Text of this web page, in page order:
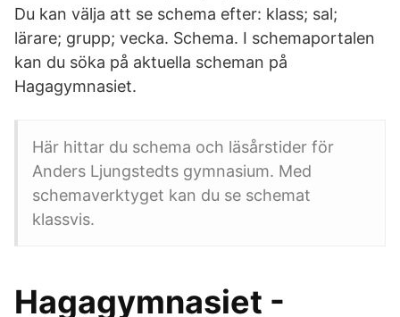
Du kan välja att se schema efter: klass; sal;
lärare; grupp; vecka. Schema. I schemaportalen
kan du söka på aktuella scheman på
Hagagymnasiet.
Här hittar du schema och läsårstider för
Anders Ljungstedts gymnasium. Med
schemaverktyget kan du se schemat
klassvis.
Hagagymnasiet -